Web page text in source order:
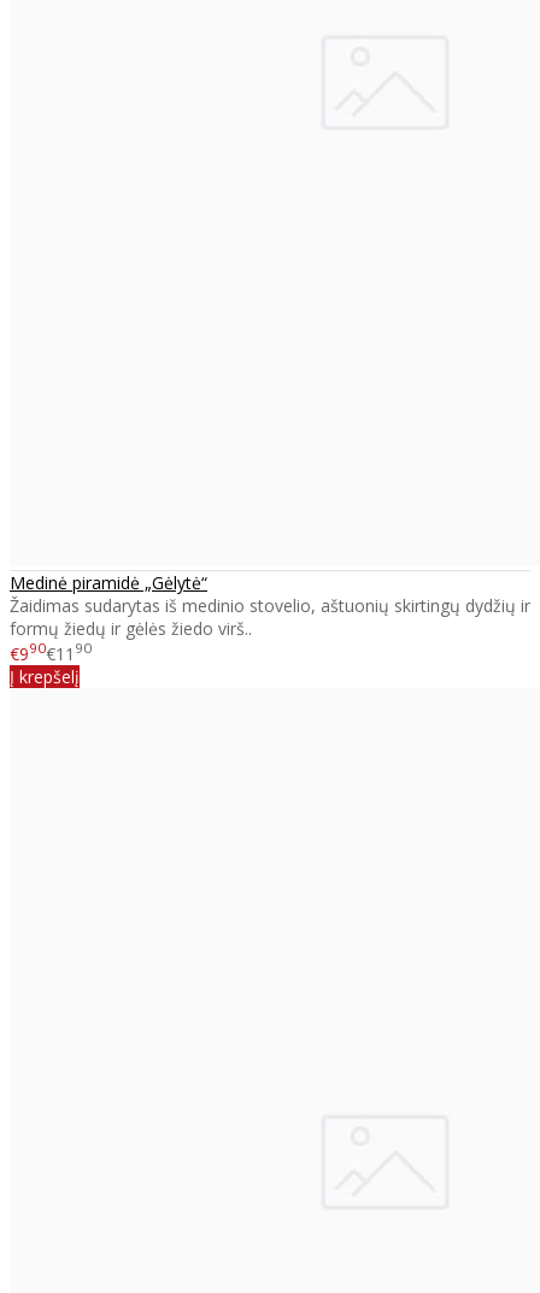
Medinė piramidė „Gėlytė“
Žaidimas sudarytas iš medinio stovelio, aštuonių skirtingų dydžių ir
formų žiedų ir gėlės žiedo virš..
€990€11 90
Į krepšelį